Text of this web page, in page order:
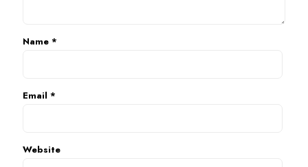
Name *
Email *
Website